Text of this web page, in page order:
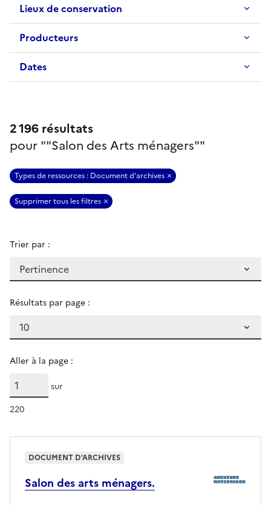
Lieux de conservation
Producteurs
Dates
2 196 résultats
pour ""Salon des Arts ménagers""
Filtres sélectionnés
Types de ressources : Document d'archives
Supprimer tous les filtres
Trier par :
Résultats par page :
Aller à la page :
sur
220
Salon des arts ménagers.
DOCUMENT D'ARCHIVES